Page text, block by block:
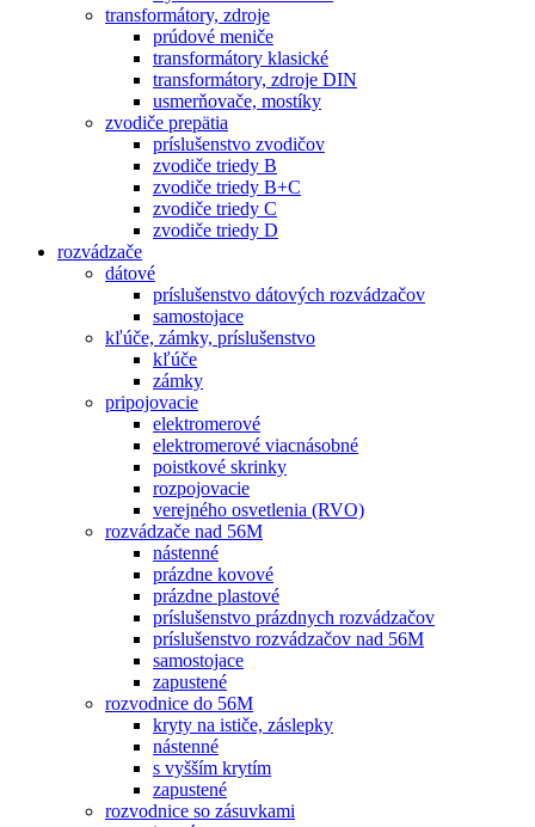
transformátory, zdroje
prúdové meniče
transformátory klasické
transformátory, zdroje DIN
usmerňovače, mostíky
zvodiče prepätia
príslušenstvo zvodičov
zvodiče triedy B
zvodiče triedy B+C
zvodiče triedy C
zvodiče triedy D
rozvádzače
dátové
príslušenstvo dátových rozvádzačov
samostojace
kľúče, zámky, príslušenstvo
kľúče
zámky
pripojovacie
elektromerové
elektromerové viacnásobné
poistkové skrinky
rozpojovacie
verejného osvetlenia (RVO)
rozvádzače nad 56M
nástenné
prázdne kovové
prázdne plastové
príslušenstvo prázdnych rozvádzačov
príslušenstvo rozvádzačov nad 56M
samostojace
zapustené
rozvodnice do 56M
kryty na ističe, záslepky
nástenné
s vyšším krytím
zapustené
rozvodnice so zásuvkami